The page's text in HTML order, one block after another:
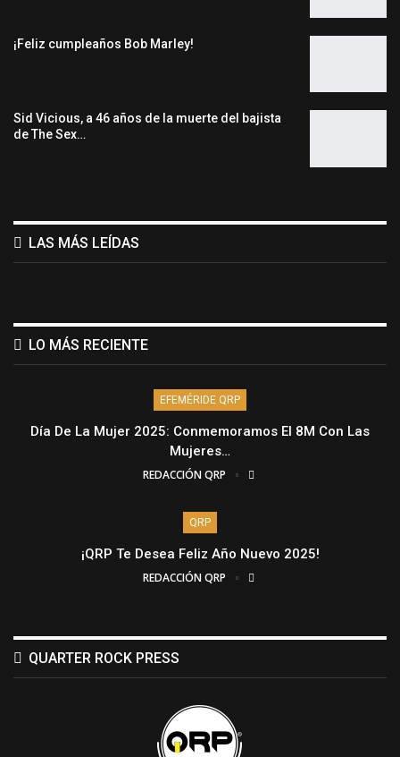
¡Feliz cumpleaños Bob Marley!
Sid Vicious, a 46 años de la muerte del bajista
de The Sex…
LAS MÁS LEÍDAS
LO MÁS RECIENTE
EFEMÉRIDE QRP
Día De La Mujer 2025: Conmemoramos El 8M Con Las
Mujeres…
REDACCIÓN QRP
QRP
¡QRP Te Desea Feliz Año Nuevo 2025!
REDACCIÓN QRP
QUARTER ROCK PRESS